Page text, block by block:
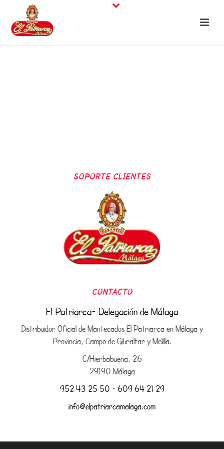
SOPORTE CLIENTES
CONTACTO
El Patriarca- Delegación de Málaga
Distribuidor Oficial de Mantecados El Patriarca en Málaga y
Provincia, Campo de Gibraltar y Melilla.
C/Hierbabuena, 26
29190 Málaga
952 43 25 50 – 609 64 21 29
info@elpatriarcamalaga.com